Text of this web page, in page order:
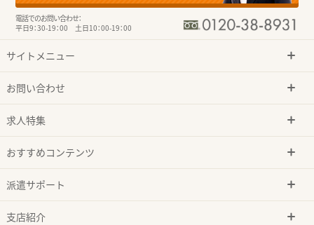
電話でのお問い合わせ：
平日9：30-19：00 土日10：00-19：00
サイトメニュー
お問い合わせ
求人特集
おすすめコンテンツ
派遣サポート
支店紹介